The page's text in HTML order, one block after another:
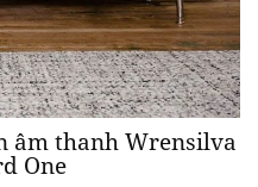
âm thanh Wrensilva
One